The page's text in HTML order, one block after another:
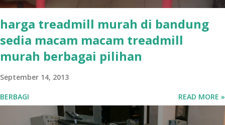
harga treadmill murah di bandung
sedia macam macam treadmill
murah berbagai pilihan
September 14, 2013
BERBAGI READ MORE »